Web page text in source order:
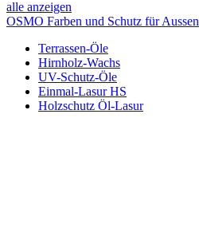
alle anzeigen
OSMO Farben und Schutz für Aussen
Terrassen-Öle
Hirnholz-Wachs
UV-Schutz-Öle
Einmal-Lasur HS
Holzschutz Öl-Lasur